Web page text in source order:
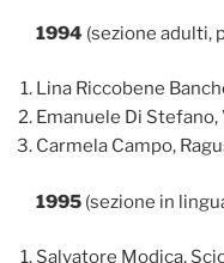
1994 (sezione adulti,
Lina Riccobene
Emanuele Di
Carmela Campo,
1995 (sezione in
Salvatore Modica,